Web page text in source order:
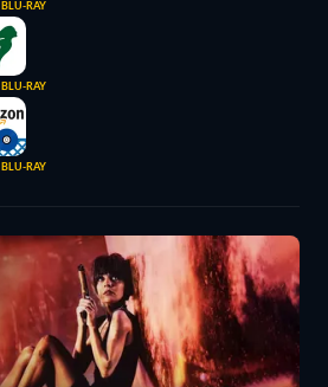
BLU-RAY
BLU-RAY
BLU-RAY